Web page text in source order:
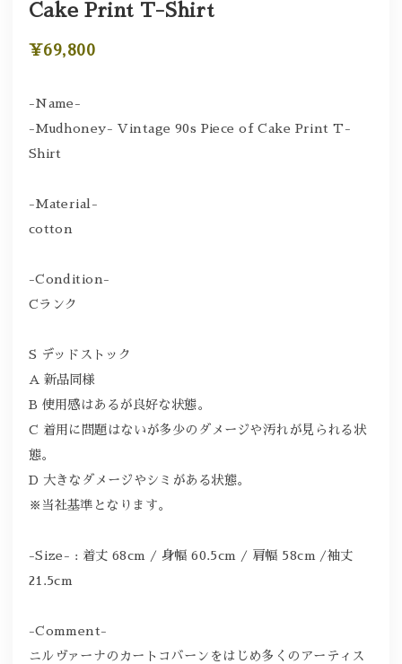
Cake Print T-Shirt
¥69,800
-Name-
-Mudhoney- Vintage 90s Piece of Cake Print T-
Shirt
-Material-
cotton
-Condition-
Cランク
S デッドストック
A 新品同様
B 使用感はあるが良好な状態。
C 着用に問題はないが多少のダメージや汚れが見られる状
態。
D 大きなダメージやシミがある状態。
※当社基準となります。
-Size- : 着丈 68cm / 身幅 60.5cm / 肩幅 58cm /袖丈
21.5cm
-Comment-
ニルヴァーナのカートコバーンをはじめ多くのアーティス